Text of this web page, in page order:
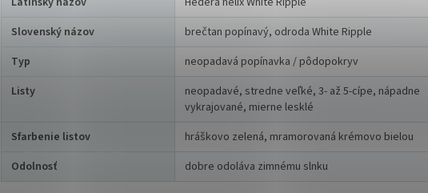
Slovenský názov
brečtan popínavý, odroda White Ripple
Typ
neopadavá popínavka / pôdopokryv
Listy
neopadavé, stredne veľké, 3- až 5-cípe, nápadne
vykrajované, mierne lesklé
Sfarbenie listov
hráškovo zelená, mramorovaná krémovo bielou
Odolnosť
dobre odoláva zimnému slnku